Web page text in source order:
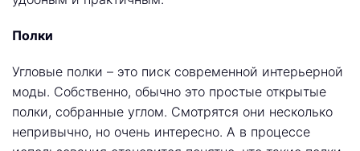
Полки
Угловые полки – это писк современной интерьерной
моды. Собственно, обычно это простые открытые
полки, собранные углом. Смотрятся они несколько
непривычно, но очень интересно. А в процессе